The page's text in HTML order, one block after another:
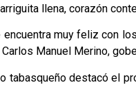
llena, corazón
encuentra muy feliz con
Manuel Merino,
tabasqueño destacó el